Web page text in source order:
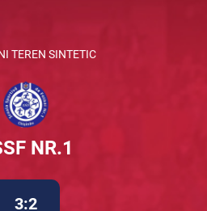
TEREN SINTETIC
NR.1
3:2